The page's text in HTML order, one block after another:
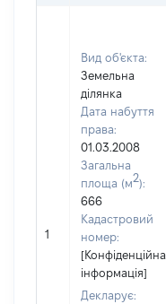
1
Вид об'єкта:
Земельна
ділянка
Дата набуття
права:
01.03.2008
Загальна
площа (м2):
666
Кадастровий
номер:
[Конфіденційна
інформація]
Декларує: